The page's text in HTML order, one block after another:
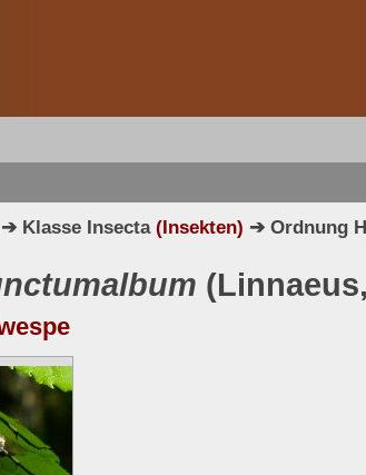
➔ Klasse Insecta(Insekten) ➔ Ordnung